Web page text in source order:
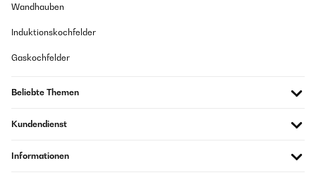
Wandhauben
Induktionskochfelder
Gaskochfelder
Beliebte Themen
Kundendienst
Informationen